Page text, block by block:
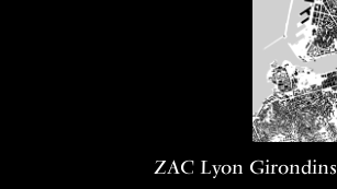
ZAC Lyon Girondins